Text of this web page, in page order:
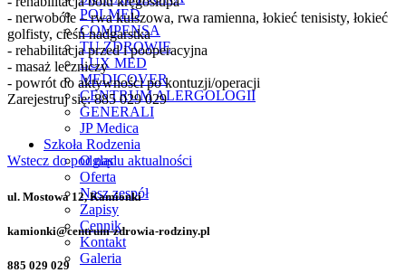
POLMED
COMPENSA
TU ZDROWIE
LUX MED
MEDICOVER
CENTRUM ALERGOLOGII
GENERALI
JP Medica
Szkoła Rodzenia
O nas
Oferta
Nasz zespół
Zapisy
Cennik
Kontakt
Galeria
- nerwobóle – rwa kulszowa, rwa ramienna, łokieć tenisisty, łokieć
golfisty, cieśń nadgarstka
- rehabilitacja przed i pooperacyjna
- masaż leczniczy
- powrót do aktywności po kontuzji/operacji
Zarejestruj się: 885 029 029
Wstecz do podglądu aktualności
ul. Mostowa 12, Kamionki
kamionki@centrum-zdrowia-rodziny.pl
885 029 029